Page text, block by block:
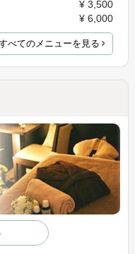
¥ 3,500
¥ 6,000
べてのメニューを見る